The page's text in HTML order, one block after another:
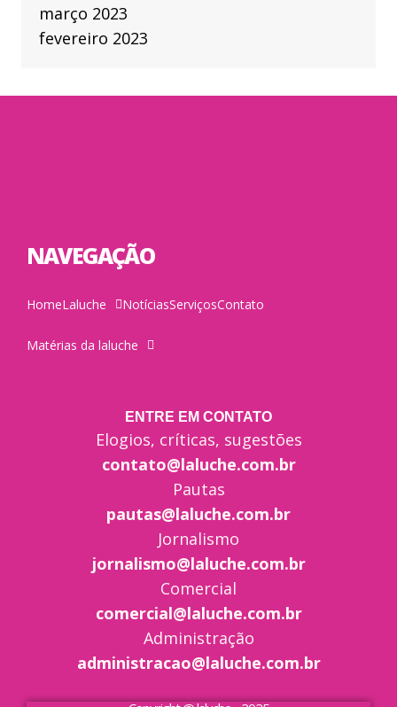
março 2023
fevereiro 2023
NAVEGAÇÃO
HomeLaluche NotíciasServiçosContato
Matérias da laluche
ENTRE EM CONTATO
Elogios, críticas, sugestões
contato@laluche.com.br
Pautas
pautas@laluche.com.br
Jornalismo
jornalismo@laluche.com.br
Comercial
comercial@laluche.com.br
Administração
administracao@laluche.com.br